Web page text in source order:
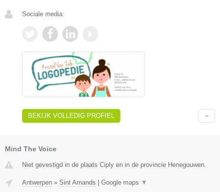
Sociale media:
BEKIJK VOLLEDIG PROFIEL
Mind The Voice
Niet gevestigd in de plaats Ciply en in de provincie Henegouwen.
Antwerpen » Sint Amands Google maps ▼